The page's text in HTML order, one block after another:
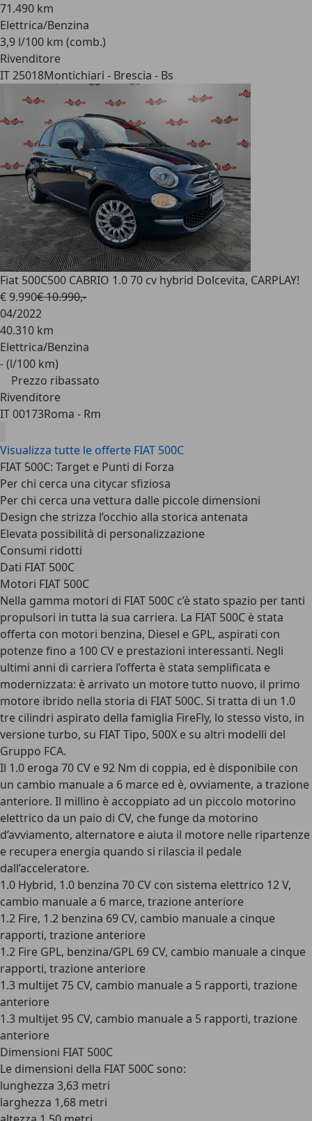
71.490 km
Elettrica/Benzina
3,9 l/100 km (comb.)
Rivenditore
IT 25018Montichiari - Brescia - Bs
Fiat 500C500 CABRIO 1.0 70 cv hybrid Dolcevita, CARPLAY!
€ 9.990€ 10.990,-
04/2022
40.310 km
Elettrica/Benzina
- (l/100 km)
Prezzo ribassato
Rivenditore
IT 00173Roma - Rm
Visualizza tutte le offerte FIAT 500C
FIAT 500C: Target e Punti di Forza
Per chi cerca una citycar sfiziosa
Per chi cerca una vettura dalle piccole dimensioni
Design che strizza l’occhio alla storica antenata
Elevata possibilità di personalizzazione
Consumi ridotti
Dati FIAT 500C
Motori FIAT 500C
Nella gamma motori di FIAT 500C c’è stato spazio per tanti
propulsori in tutta la sua carriera. La FIAT 500C è stata
offerta con motori benzina, Diesel e GPL, aspirati con
potenze fino a 100 CV e prestazioni interessanti. Negli
ultimi anni di carriera l’offerta è stata semplificata e
modernizzata: è arrivato un motore tutto nuovo, il primo
motore ibrido nella storia di FIAT 500C. Si tratta di un 1.0
tre cilindri aspirato della famiglia FireFly, lo stesso visto, in
versione turbo, su FIAT Tipo, 500X e su altri modelli del
Gruppo FCA.
Il 1.0 eroga 70 CV e 92 Nm di coppia, ed è disponibile con
un cambio manuale a 6 marce ed è, ovviamente, a trazione
anteriore. Il millino è accoppiato ad un piccolo motorino
elettrico da un paio di CV, che funge da motorino
d’avviamento, alternatore e aiuta il motore nelle ripartenze
e recupera energia quando si rilascia il pedale
dall’acceleratore.
1.0 Hybrid, 1.0 benzina 70 CV con sistema elettrico 12 V,
cambio manuale a 6 marce, trazione anteriore
1.2 Fire, 1.2 benzina 69 CV, cambio manuale a cinque
rapporti, trazione anteriore
1.2 Fire GPL, benzina/GPL 69 CV, cambio manuale a cinque
rapporti, trazione anteriore
1.3 multijet 75 CV, cambio manuale a 5 rapporti, trazione
anteriore
1.3 multijet 95 CV, cambio manuale a 5 rapporti, trazione
anteriore
Dimensioni FIAT 500C
Le dimensioni della FIAT 500C sono:
lunghezza 3,63 metri
larghezza 1,68 metri